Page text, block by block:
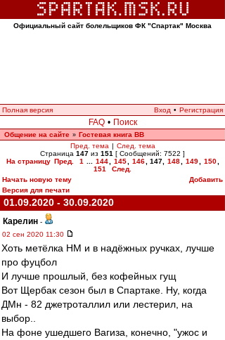
Официальный сайт болельщиков ФК "Спартак" Москва
Полная версия Вход • Регистрация
FAQ • Поиск
Общение на сайте » Гостевая книга ВВ
Пред. тема | След. тема
Страница 147 из 151 [ Сообщений: 7522 ]
На страницу Пред. 1 144 145 146 147 148 149 150
151
След.
Начать новую тему
Добавить
Версия для печати
01.09.2020 - 30.09.2020
Карелин -
02 сен 2020 11:30
Хоть метёлка НМ и в надёжных ручках, лучше
про фуцбол
И лучше прошлый, без кофейных гущ
Вот Щербак сезон был в Спартаке. Ну, когда
ДМн - 82 джетроталлил или лестерил, на
выбор..
На фоне ушедшего Вагиза, конечно, "ужос и